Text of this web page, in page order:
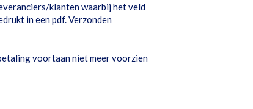
klanten waarbij het veld
in een pdf. Verzonden
voortaan niet meer voorzien